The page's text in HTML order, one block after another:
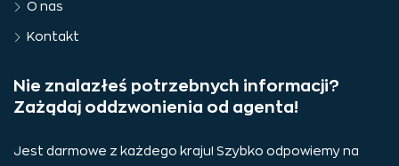
O nas
Kontakt
Nie znalazłeś potrzebnych informacji?
Zażądaj oddzwonienia od agenta!
Jest darmowe z każdego kraju! Szybko odpowiemy na